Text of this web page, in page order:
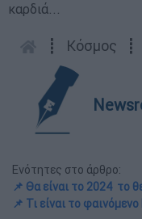
καρδιά...
┋ Κόσμος ┋
Ενότητες στο άρθρο:
📌 Θα είναι το 2024 το
📌 Τι είναι το